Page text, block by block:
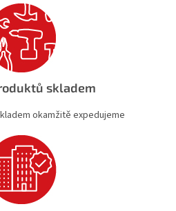
skladem
okamžitě expedujeme